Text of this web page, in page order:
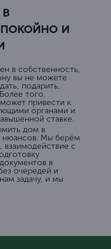
и
в собственность,
вы не можете
подарить,
того,
привести к
органами и
ставке.
дом в
нюансов. Мы берём
взаимодействие с
в
очередей и
задачу, и мы